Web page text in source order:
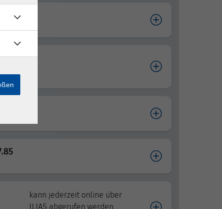
kann jederzeit online über
ILIAS abgerufen werden